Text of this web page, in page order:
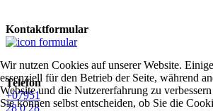
Kontaktformular
Telefon
+07951
28 0 28
Wir nutzen Cookies auf unserer Website.
essenziell für den Betrieb der Seite, während
Website und die Nutzererfahrung zu
Sie können selbst entscheiden, ob Sie die